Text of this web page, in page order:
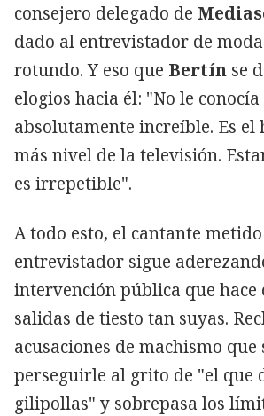
consejero delegado de
dado al entrevistador de
rotundo. Y eso que Bertín se
elogios hacia él: "No le conocía
absolutamente increíble. Es el
más nivel de la televisión.
es irrepetible".
A todo esto, el cantante
entrevistador sigue
intervención pública que hace
salidas de tiesto tan suyas.
acusaciones de machismo que
perseguirle al grito de "el que
gilipollas" y sobrepasa los